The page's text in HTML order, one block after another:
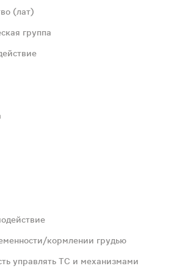
контурные (6) - пачки
(Хс) и некоторых
конъюгации в
диете для снижения
(лат)
группа
кормлении грудью
управлять ТС и механизмами